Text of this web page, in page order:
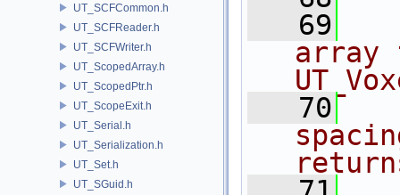
UT_SCFCommon.h
UT_SCFReader.h
UT_SCFWriter.h
UT_ScopedArray.h
UT_ScopedPtr.h
UT_ScopeExit.h
UT_Serial.h
UT_Serialization.h
UT_Set.h
UT_SGuid.h
   69
array
   70